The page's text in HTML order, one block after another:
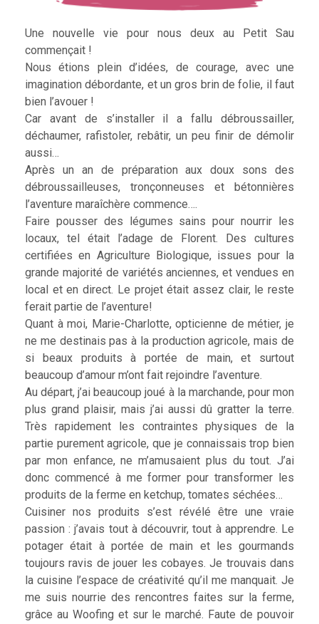
Une nouvelle vie pour nous deux au Petit Sau
commençait !
Nous étions plein d’idées, de courage, avec une
imagination débordante, et un gros brin de folie, il faut
bien l’avouer !
Car avant de s’installer il a fallu débroussailler,
déchaumer, rafistoler, rebâtir, un peu finir de démolir
aussi…
Après un an de préparation aux doux sons des
débroussailleuses, tronçonneuses et bétonnières
l’aventure maraîchère commence….
Faire pousser des légumes sains pour nourrir les
locaux, tel était l’adage de Florent. Des cultures
certifiées en Agriculture Biologique, issues pour la
grande majorité de variétés anciennes, et vendues en
local et en direct. Le projet était assez clair, le reste
ferait partie de l’aventure!
Quant à moi, Marie-Charlotte, opticienne de métier, je
ne me destinais pas à la production agricole, mais de
si beaux produits à portée de main, et surtout
beaucoup d’amour m’ont fait rejoindre l’aventure.
Au départ, j’ai beaucoup joué à la marchande, pour mon
plus grand plaisir, mais j’ai aussi dû gratter la terre.
Très rapidement les contraintes physiques de la
partie purement agricole, que je connaissais trop bien
par mon enfance, ne m’amusaient plus du tout. J’ai
donc commencé à me former pour transformer les
produits de la ferme en ketchup, tomates séchées…
Cuisiner nos produits s’est révélé être une vraie
passion : j’avais tout à découvrir, tout à apprendre. Le
potager était à portée de main et les gourmands
toujours ravis de jouer les cobayes. Je trouvais dans
la cuisine l’espace de créativité qu’il me manquait. Je
me suis nourrie des rencontres faites sur la ferme,
grâce au Woofing et sur le marché. Faute de pouvoir